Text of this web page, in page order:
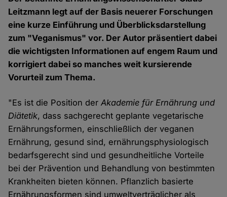
Leitzmann legt auf der Basis neuerer Forschungen
eine kurze Einführung und Überblicksdarstellung
zum "Veganismus" vor. Der Autor präsentiert dabei
die wichtigsten Informationen auf engem Raum und
korrigiert dabei so manches weit kursierende
Vorurteil zum Thema.
"Es ist die Position derAkademie für Ernährung und
Diätetik, dass sachgerecht geplante vegetarische
Ernährungsformen, einschließlich der veganen
Ernährung, gesund sind, ernährungsphysiologisch
bedarfsgerecht sind und gesundheitliche Vorteile
bei der Prävention und Behandlung von bestimmten
Krankheiten bieten können. Pflanzlich basierte
Ernährungsformen sind umweltverträglicher als